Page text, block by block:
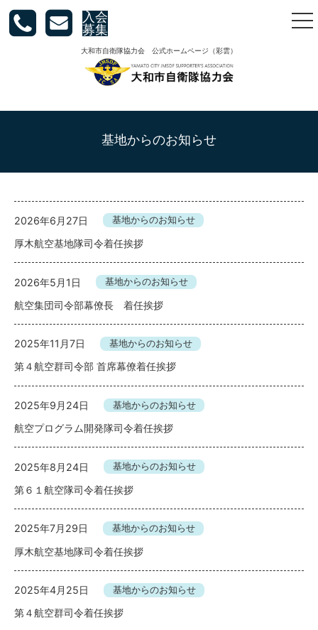
入会
募集
大和市自衛隊協力会 公式ホームページ（彩雲）
基地からのお知らせ
2026年6月27日 基地からのお知らせ
厚木航空基地隊司令着任挨拶
2026年5月1日 基地からのお知らせ
航空集団司令部幕僚長 着任挨拶
2025年11月7日 基地からのお知らせ
第４航空群司令部 首席幕僚着任挨拶
2025年9月24日 基地からのお知らせ
航空プログラム開発隊司令着任挨拶
2025年8月24日 基地からのお知らせ
第６１航空隊司令着任挨拶
2025年7月29日 基地からのお知らせ
厚木航空基地隊司令着任挨拶
2025年4月25日 基地からのお知らせ
第４航空群司令着任挨拶